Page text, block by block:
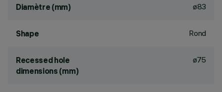
Diamètre (mm) ø83
Shape Rond
Recessed hole
dimensions (mm)
ø75